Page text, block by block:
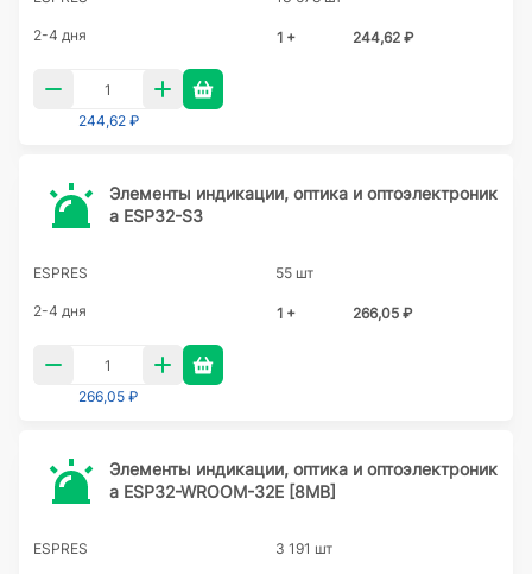
2-4 дня 1 + 244,62 ₽
244,62 ₽
Элементы индикации, оптика и оптоэлектроник
а ESP32-S3
ESPRES 55 шт
2-4 дня 1 + 266,05 ₽
266,05 ₽
Элементы индикации, оптика и оптоэлектроник
а ESP32-WROOM-32E [8MB]
ESPRES 3 191 шт